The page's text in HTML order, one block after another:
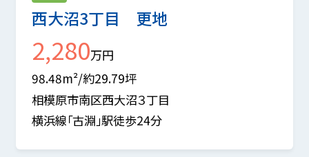
西大沼3丁目 更地
2,280万円
98.48m²/約29.79坪
相模原市南区西大沼３丁目
横浜線「古淵」駅徒歩24分